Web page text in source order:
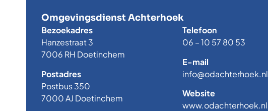
Omgevingsdienst Achterhoek
Bezoekadres
Hanzestraat 3
7006 RH Doetinchem
Postadres
Postbus 350
7000 AJ Doetinchem
Telefoon
06 – 10 57 80 53
E-mail
info@odachterhoek.nl
Website
www.odachterhoek.nl